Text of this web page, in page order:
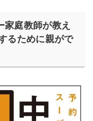
家庭教師が教え
るために親がで